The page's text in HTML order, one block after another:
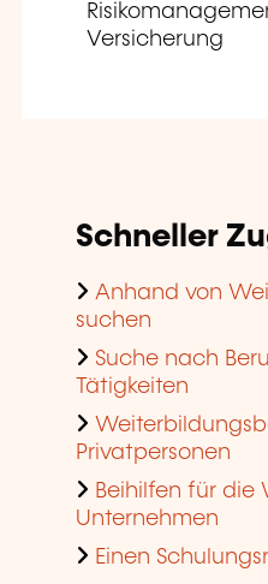
Versicherung
Schneller
Anhand von
suchen
Suche nach
Tätigkeiten
Privatpersonen
Beihilfen für die
Unternehmen
Einen